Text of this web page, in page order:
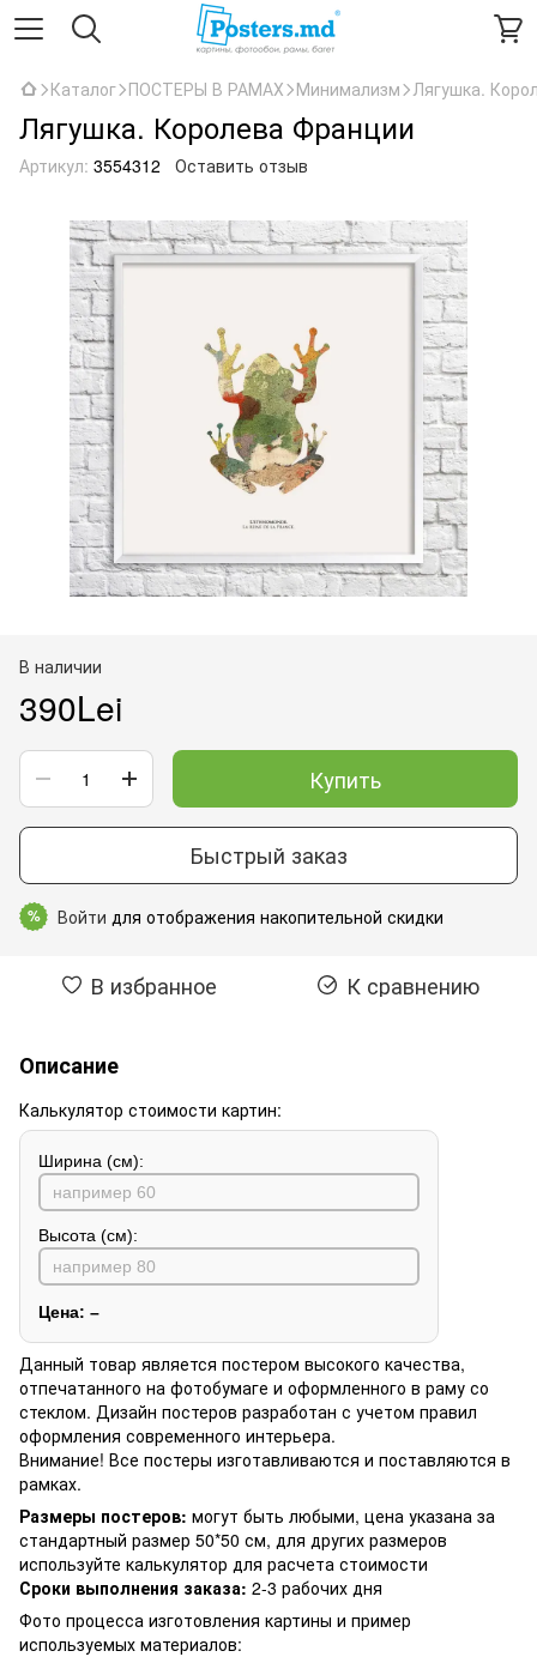
Каталог ПОСТЕРЫ В РАМАХ Минимализм Лягушка.
Лягушка. Королева Франции
Артикул: 3554312 Оставить отзыв
В наличии
390Lei
Купить
Быстрый заказ
% Войти для отображения накопительной скидки
В избранное К сравнению
Описание
Калькулятор стоимости картин:
Ширина (см):
Высота (см):
Цена: –
Данный товар является постером высокого качества,
отпечатанного на фотобумаге и оформленного в раму со
стеклом. Дизайн постеров разработан с учетом правил
оформления современного интерьера.
Внимание! Все постеры изготавливаются и поставляются в
рамках.
Размеры постеров: могут быть любыми, цена указана за
стандартный размер 50*50 см, для других размеров
используйте калькулятор для расчета стоимости
Сроки выполнения заказа: 2-3 рабочих дня
Фото процесса изготовления картины и пример
используемых материалов: